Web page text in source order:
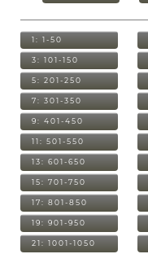
1: 1-50
3: 101-150
5: 201-250
7: 301-350
9: 401-450
11: 501-550
13: 601-650
15: 701-750
17: 801-850
19: 901-950
21: 1001-1050